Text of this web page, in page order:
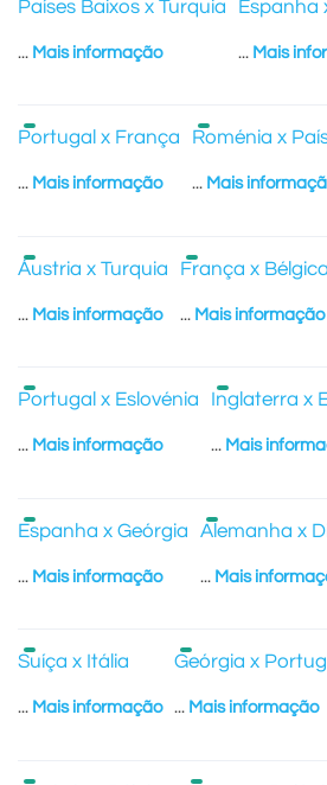
Países Baixos x Turquia
... Mais informação
Espanha
... Mais
Portugal x França
... Mais informação
Roménia x
... Mais
Áustria x Turquia
... Mais informação
França x Bélgica
... Mais informação
Portugal x Eslovénia
... Mais informação
Inglaterra x
... Mais
Espanha x Geórgia
... Mais informação
Alemanha x
... Mais
Suíça x Itália
... Mais informação
Geórgia x
... Mais informação